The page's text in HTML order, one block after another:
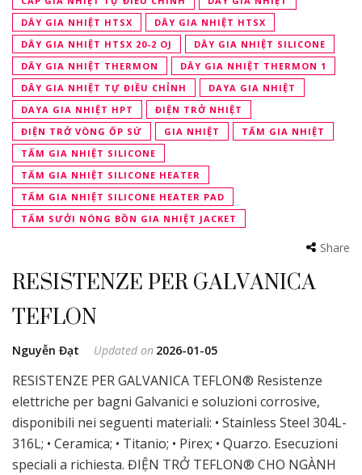
DÂY GIA NHIỆT HTSX
DÂY GIA NHIỆT HTSX
DÂY GIA NHIỆT HTSX 20-2 OJ
DÂY GIA NHIỆT SILICONE
DÂY GIA NHIỆT THERMON
DÂY GIA NHIỆT THERMON 1
DÂY GIA NHIỆT TỰ ĐIỀU CHỈNH
DAYA GIA NHIỆT
DAYA GIA NHIỆT HPT
ĐIỆN TRỞ NHIỆT
ĐIỆN TRỞ VÒNG ỐP SỨ
GIA NHIỆT
TẤM GIA NHIỆT
TẤM GIA NHIỆT SILICONE
TẤM GIA NHIỆT SILICONE HEATER
TẤM GIA NHIỆT SILICONE HEATER PAD
TẤM SƯỞI NÓNG BỒN GIA NHIỆT JACKET
Share
RESISTENZE PER GALVANICA
TEFLON
Nguyễn Đạt Updated on 2026-01-05
RESISTENZE PER GALVANICA TEFLON® Resistenze
elettriche per bagni Galvanici e soluzioni corrosive,
disponibili nei seguenti materiali: • Stainless Steel 304L-
316L; • Ceramica; • Titanio; • Pirex; • Quarzo. Esecuzioni
speciali a richiesta. ĐIỆN TRỞ TEFLON® CHO NGÀNH